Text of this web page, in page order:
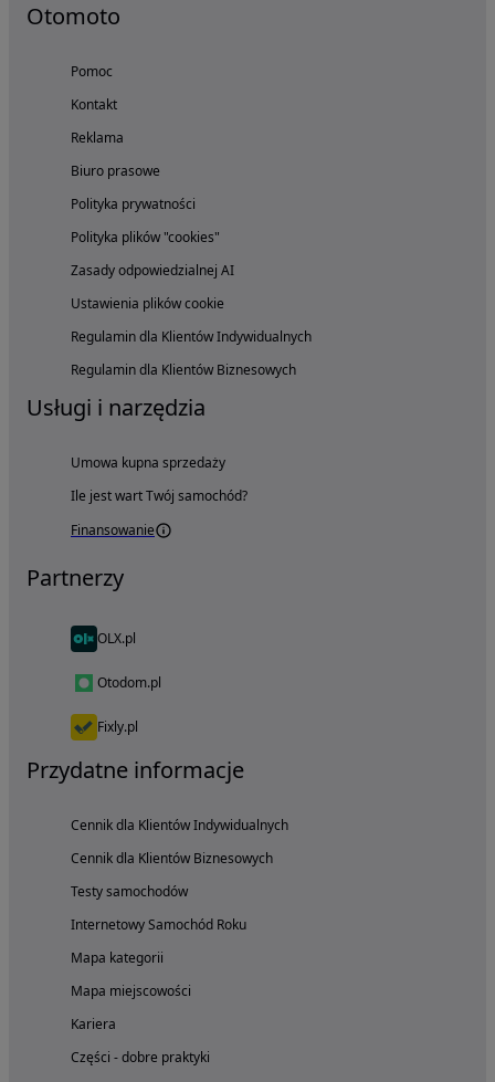
Otomoto
Pomoc
Kontakt
Reklama
Biuro prasowe
Polityka prywatności
Polityka plików "cookies"
Zasady odpowiedzialnej AI
Ustawienia plików cookie
Regulamin dla Klientów Indywidualnych
Regulamin dla Klientów Biznesowych
Usługi i narzędzia
Umowa kupna sprzedaży
Ile jest wart Twój samochód?
Finansowanie
Partnerzy
OLX.pl
Otodom.pl
Fixly.pl
Przydatne informacje
Cennik dla Klientów Indywidualnych
Cennik dla Klientów Biznesowych
Testy samochodów
Internetowy Samochód Roku
Mapa kategorii
Mapa miejscowości
Kariera
Części - dobre praktyki